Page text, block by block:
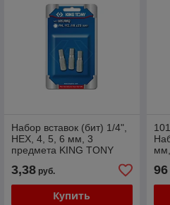
Набор вставок (бит) 1/4",
HEX, 4, 5, 6 мм, 3
предмета KING TONY
3,38руб.
Купить
96